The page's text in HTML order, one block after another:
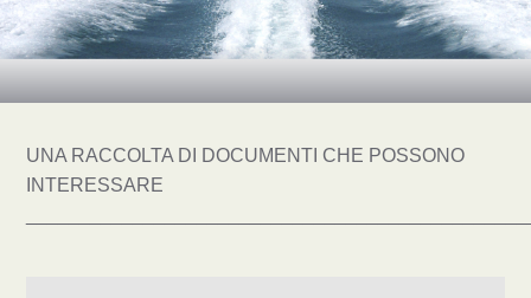
UNA RACCOLTA DI DOCUMENTI CHE POSSONO
INTERESSARE